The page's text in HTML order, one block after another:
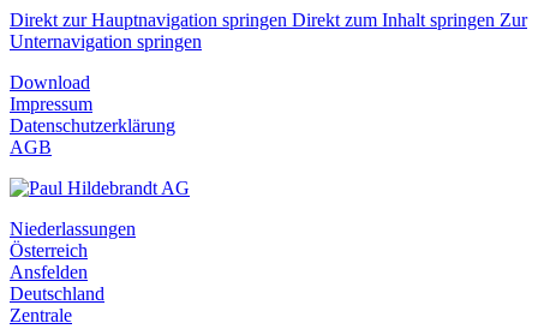
Direkt zur Hauptnavigation springen Direkt zum Inhalt springen Zur
Unternavigation springen
Download
Impressum
Datenschutzerklärung
AGB
Niederlassungen
Österreich
Ansfelden
Deutschland
Zentrale